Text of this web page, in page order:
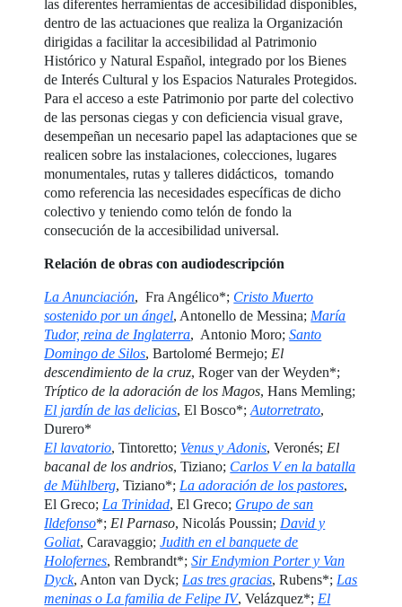
las diferentes herramientas de accesibilidad disponibles,
dentro de las actuaciones que realiza la Organización
dirigidas a facilitar la accesibilidad al Patrimonio
Histórico y Natural Español, integrado por los Bienes
de Interés Cultural y los Espacios Naturales Protegidos.
Para el acceso a este Patrimonio por parte del colectivo
de las personas ciegas y con deficiencia visual grave,
desempeñan un necesario papel las adaptaciones que se
realicen sobre las instalaciones, colecciones, lugares
monumentales, rutas y talleres didácticos, tomando
como referencia las necesidades específicas de dicho
colectivo y teniendo como telón de fondo la
consecución de la accesibilidad universal.
Relación de obras con audiodescripción
La Anunciación, Fra Angélico*; Cristo Muerto
sostenido por un ángel, Antonello de Messina; María
Tudor, reina de Inglaterra, Antonio Moro;Santo
Domingo de Silos, Bartolomé Bermejo; El
descendimiento de la cruz, Roger van der Weyden*;
Trípticode la adoración de los Magos, Hans Memling;
El jardín de las delicias, El Bosco*;Autorretrato,
Durero*
El lavatorio, Tintoretto; Venusy Adonis, Veronés; El
bacanal de los andrios, Tiziano; Carlos V en la batalla
de Mühlberg, Tiziano*; La adoración de los pastores,
El Greco; La Trinidad, El Greco; Grupo de san
Ildefonso*; El Parnaso, Nicolás Poussin; David y
Goliat, Caravaggio;Judith en el banquete de
Holofernes, Rembrandt*;Sir Endymion Porter y Van
Dyck, Anton van Dyck; Las tres gracias, Rubens*; Las
meninas o La familia de Felipe IV, Velázquez*; El